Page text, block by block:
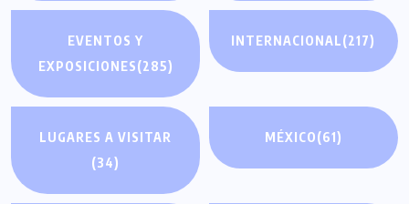
EVENTOS Y
EXPOSICIONES(285)
INTERNACIONAL(217)
LUGARES A VISITAR
(34)
MÉXICO(61)